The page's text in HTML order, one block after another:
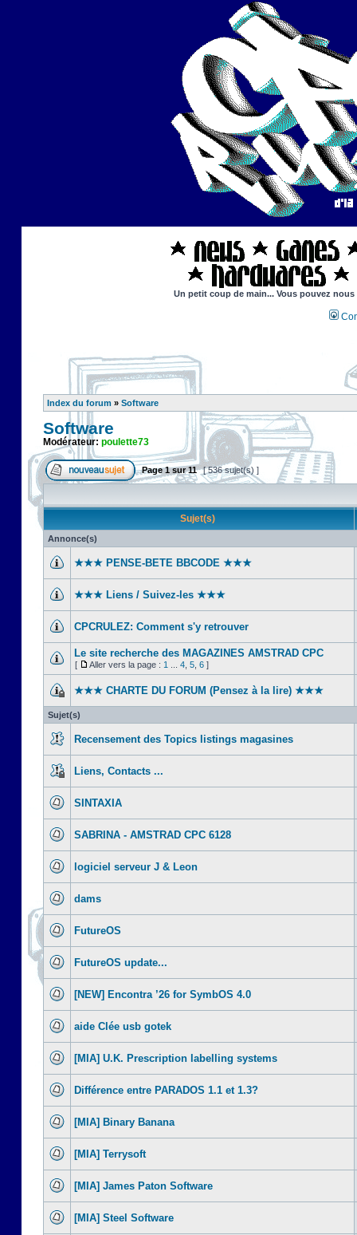
Un petit coup de main... Vous pouvez
Index du forum » Software
Software
Modérateur: poulette73
Page1sur11 [ 536 sujet(s) ]
Sujet(s)
Annonce(s)
★★★ PENSE-BETE BBCODE ★★★
★★★ Liens / Suivez-les ★★★
CPCRULEZ: Comment s'y retrouver‎
Le site recherche des MAGAZINES AMSTRAD CPC
[ Aller vers la page : 1 4 5 6 ]
★★★ CHARTE DU FORUM (Pensez à la lire) ★★★
Sujet(s)
Recensement des Topics listings magasines
Liens, Contacts ...
SINTAXIA
SABRINA - AMSTRAD CPC 6128
logiciel serveur J & Leon
dams
FutureOS
FutureOS update...
[NEW] Encontra ’26 for SymbOS 4.0
aide Clée usb gotek
[MIA] U.K. Prescription labelling systems
Différence entre PARADOS 1.1 et 1.3?
[MIA] Binary Banana
[MIA] Terrysoft
[MIA] James Paton Software
[MIA] Steel Software